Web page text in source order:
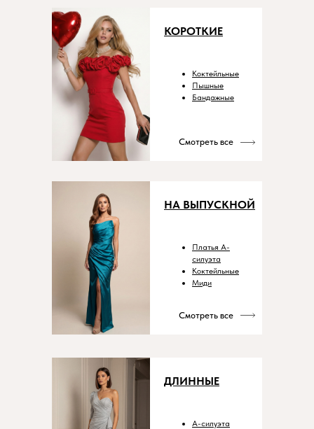
КОРОТКИЕ
Коктейльные
Пышные
Бандажные
Смотреть все
НА ВЫПУСКНОЙ
Платья А-
силуэта
Коктейльные
Миди
Смотреть все
ДЛИННЫЕ
А-силуэта